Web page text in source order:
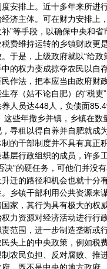
安排上。近十多年来所进
济主体。可在财力安排上
”等手段，以确保中央和
费维持运转的乡镇财政更
于是，上级政府就以“给
的权力变成掠夺农民以自
作法，把本应当由政府财
存（姑不论自肥）的“税
养人员达448人，负债面
这些年撤乡并镇，乡镇在
寻租以得自养并自肥就成
的干部制度并不具有真正
层行政组织的成员，许多
决”的硬任务，可他们并没
迁的路径和机会也就十分
乡镇干部利用公共资源来
家，其行为具有极大的权
权力资源对经济活动进行行
范围，进一步制造垄断或
头上的中央政策，例如税
农民负担、反对腐败、推